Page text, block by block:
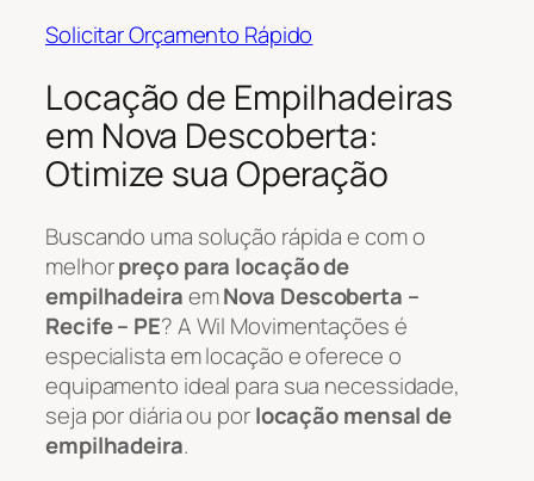
Solicitar Orçamento Rápido
Locação de Empilhadeiras
em Nova Descoberta:
Otimize sua Operação
Buscando uma solução rápida e com o
melhorpreço para locação de
empilhadeiraemNova Descoberta –
Recife – PE? A Wil Movimentações é
especialista em locação e oferece o
equipamento ideal para sua necessidade,
seja por diária ou porlocação mensal de
empilhadeira.